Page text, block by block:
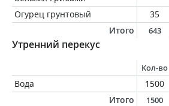
Огурец грунтовый
35
Итого
643
Утренний перекус
Кол-во
Вода 1500
Итого
1500